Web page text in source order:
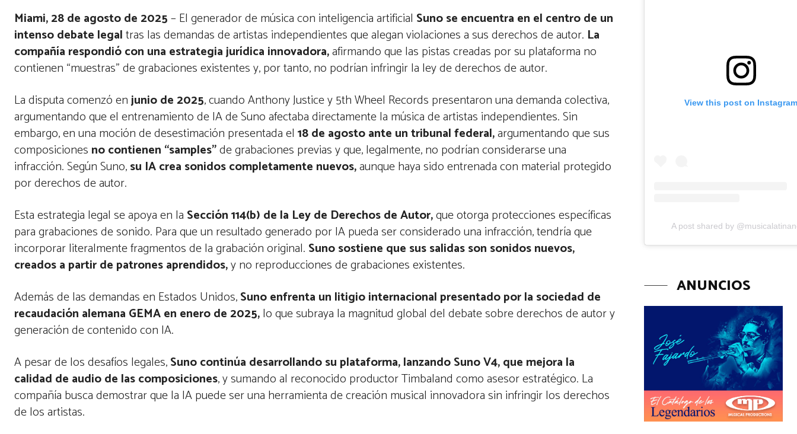
Miami, 28 de agosto de 2025– El generador de música con inteligencia artificial Suno se encuentra en el centro de un
intenso debate legaltras las demandas de artistas independientes que alegan violaciones a sus derechos de autor. La
compañía respondió con una estrategia jurídica innovadora,afirmando que las pistas creadas por su plataforma no
contienen “muestras” de grabaciones existentes y, por tanto, no podrían infringir la ley de derechos de autor.
La disputa comenzó enjunio de 2025, cuando Anthony Justice y 5th Wheel Records presentaron una demanda colectiva,
argumentando que el entrenamiento de IA de Suno afectaba directamente la música de artistas independientes. Sin
embargo, en una moción de desestimación presentada el 18 de agosto ante un tribunal federal,argumentando que sus
composiciones no contienen “samples”de grabaciones previas y que, legalmente, no podrían considerarse una
infracción. Según Suno,su IA crea sonidos completamente nuevos,aunque haya sido entrenada con material protegido
por derechos de autor.
Esta estrategia legal se apoya en la Sección 114(b) de la Ley de Derechos de Autor,que otorga protecciones específicas
para grabaciones de sonido. Para que un resultado generado por IA pueda ser considerado una infracción, tendría que
incorporar literalmente fragmentos de la grabación original. Suno sostiene que sus salidas son sonidos nuevos,
creados a partir de patrones aprendidos,y no reproducciones de grabaciones existentes.
Además de las demandas en Estados Unidos,Suno enfrenta un litigio internacional presentado por la sociedad de
recaudación alemana GEMA en enero de 2025,lo que subraya la magnitud global del debate sobre derechos de autor y
generación de contenido con IA.
A pesar de los desafíos legales,Suno continúa desarrollando su plataforma, lanzando Suno V4, que mejora la
calidad de audio de las composiciones, y sumando al reconocido productor Timbaland como asesor estratégico. La
compañía busca demostrar que la IA puede ser una herramienta de creación musical innovadora sin infringir los derechos
de los artistas.
View this post on
A post shared by
ANUNCIOS